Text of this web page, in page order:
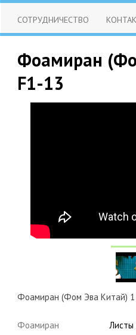
СОТРУДНИЧЕСТВО
Фоамиран
F1-13
Фоамиран (Фом Эва Китай) 1
Фоамиран
Листы